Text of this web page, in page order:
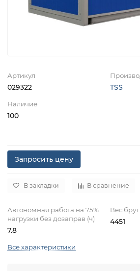
Артикул
029322 TSS
Наличие
100
Запросить цену
В закладки В сравнение
Автономная работа на 75%
нагрузки без дозаправ (ч)
7.8
Вес
4451
Все характеристики